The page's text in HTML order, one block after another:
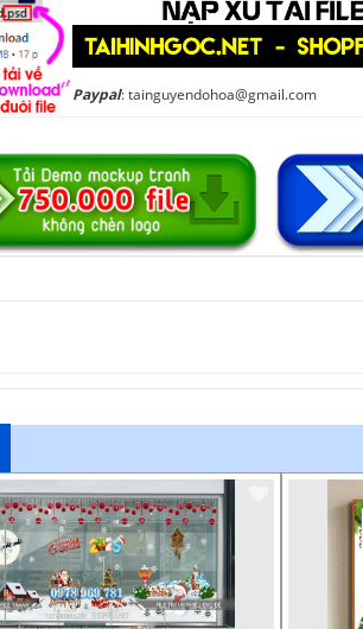
Paypal: tainguyendohoa@gmail.com